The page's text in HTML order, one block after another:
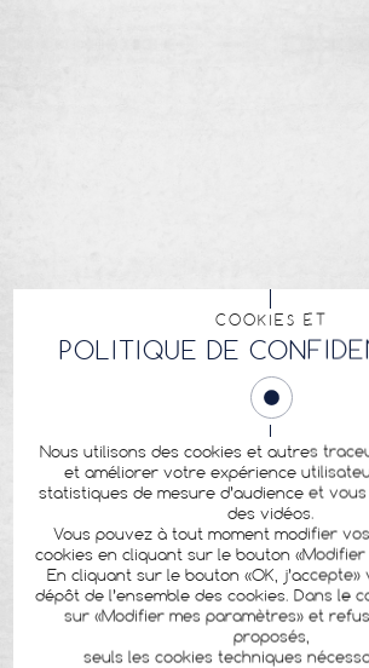
COOKIES ET
POLITIQUE DE
Nous utilisons des cookies et autres
et améliorer votre expérience
statistiques de mesure d’audience et
des vidéos.
Vous pouvez à tout moment modifier
cookies en cliquant sur le bouton «Modifier
En cliquant sur le bouton «OK,
dépôt de l’ensemble des cookies. Dans le
sur «Modifier mes paramètres» et
proposés,
seuls les cookies techniques